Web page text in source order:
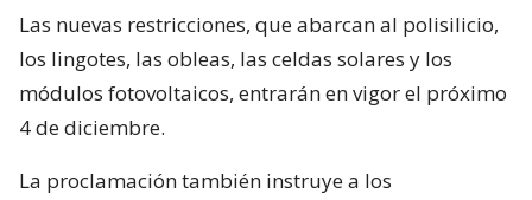
Las nuevas restricciones, que abarcan al polisilicio,
los lingotes, las obleas, las celdas solares y los
módulos fotovoltaicos, entrarán en vigor el próximo
4 de diciembre.
La proclamación también instruye a los